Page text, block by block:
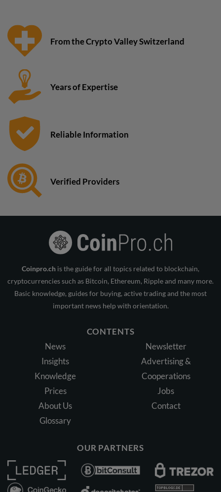
From the Crypto Valley Switzerland
Years of Expertise
Reliable Information
Verified Providers
Coinpro.ch is the guide for all topics related to blockchain,
cryptocurrencies such as Bitcoin, Ethereum, Ripple and many more.
Basic knowledge, guides for buying, active trading and the most
important news help with orientation.
CONTENTS
News
Insights
Knowledge
Prices
About Us
Glossary
Newsletter
Advertising &
Cooperations
Jobs
Contact
OUR PARTNERS